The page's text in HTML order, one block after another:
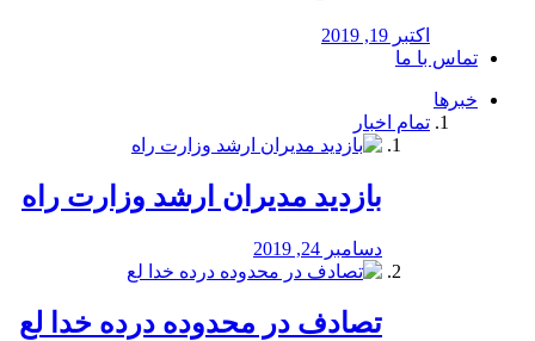
اکتبر 19, 2019
تماس با ما
خبرها
تمام اخبار
بازدید مدیران ارشد وزارت راه
دسامبر 24, 2019
تصادف در محدوده درده خدا لع